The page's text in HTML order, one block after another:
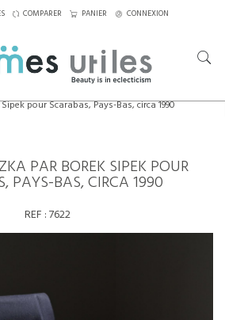
COMPARER PANIER CONNEXION
pour Scarabas, Pays-Bas, circa 1990
PAR BOREK SIPEK POUR
PAYS-BAS, CIRCA 1990
REF :7622